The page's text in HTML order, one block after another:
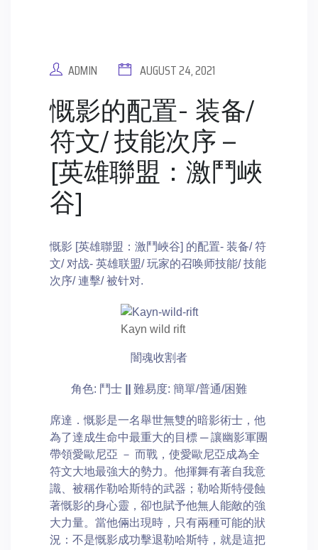
ADMIN AUGUST 24, 2021
慨影的配置- 装备/
符文/ 技能次序 –
[英雄聯盟：激鬥峽
谷]
慨影 [英雄聯盟：激鬥峽谷] 的配置- 装备/ 符
文/ 对战- 英雄联盟/ 玩家的召唤师技能/ 技能
次序/ 連擊/ 被针对.
Kayn wild rift
闇魂收割者
角色: 鬥士 難易度: 簡單/普通/困難
席達．慨影是一名舉世無雙的暗影術士，他
為了達成生命中最重大的目標 ─ 讓幽影軍團
帶領愛歐尼亞 － 而戰，使愛歐尼亞成為全
符文大地最強大的勢力。他揮舞有著自我意
識、被稱作勒哈斯特的武器；勒哈斯特侵蝕
著慨影的身心靈，卻也賦予他無人能敵的強
大力量。當他倆出現時，只有兩種可能的狀
況：不是慨影成功擊退勒哈斯特，就是這把